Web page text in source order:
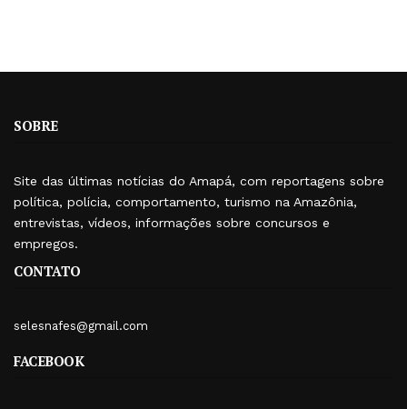
SOBRE
Site das últimas notícias do Amapá, com reportagens sobre
política, polícia, comportamento, turismo na Amazônia,
entrevistas, vídeos, informações sobre concursos e
empregos.
CONTATO
selesnafes@gmail.com
FACEBOOK